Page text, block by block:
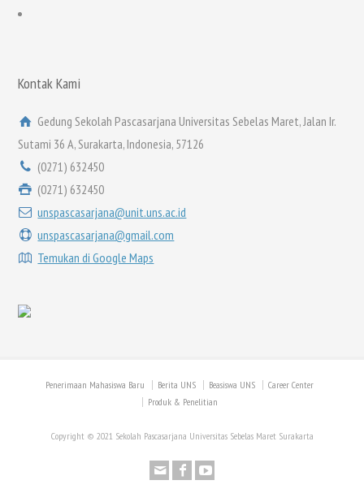
Kontak Kami
Gedung Sekolah Pascasarjana Universitas Sebelas Maret, Jalan Ir.
Sutami 36 A, Surakarta, Indonesia, 57126
(0271) 632450
(0271) 632450
unspascasarjana@unit.uns.ac.id
unspascasarjana@gmail.com
Temukan di Google Maps
Penerimaan Mahasiswa Baru Berita UNS Beasiswa UNS
Career Center
Produk & Penelitian
Copyright © 2021 Sekolah Pascasarjana Universitas Sebelas Maret Surakarta